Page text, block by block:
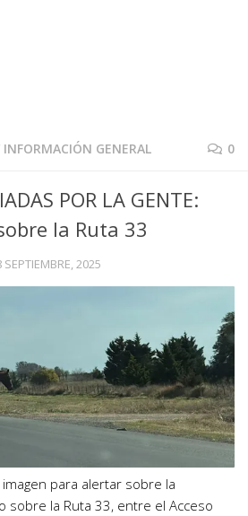
INFORMACIÓN GENERAL 0
POR LA GENTE:
la Ruta 33
SEPTIEMBRE, 2025
para alertar sobre la
sobre la Ruta 33, entre el Acceso